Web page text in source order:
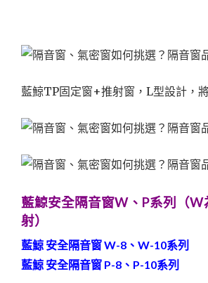
藍鯨TP固定窗+推射窗，L型設計，
藍鯨安全隔音窗W、P系列（W
射）
藍鯨 安全隔音窗 W-8、W-10系列
藍鯨 安全隔音窗 P-8、P-10系列